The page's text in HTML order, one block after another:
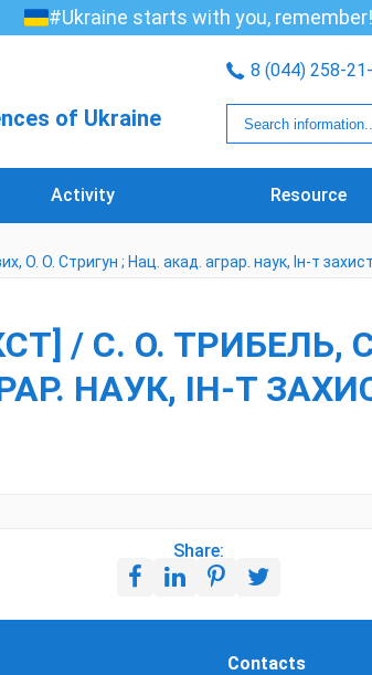
#Ukraine starts with you, remember!
of Ukraine
8 (044) 258-
Activity Resource
О. О. Стригун ; Нац. акад. аграр. наук, Ін-т
/ С. О. ТРИБЕЛЬ,
НАУК, ІН-Т
Share:
Contacts